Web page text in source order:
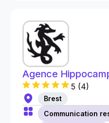
Agence
5 (4)
Brest
Communication